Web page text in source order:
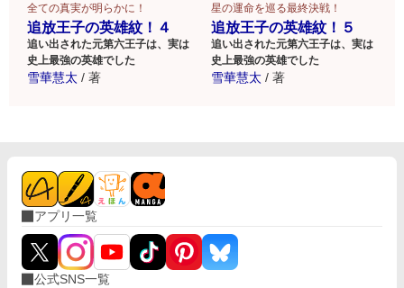
全ての真実が明らかに！
追放王子の英雄紋！４
追い出された元第六王子は、実は
史上最強の英雄でした
雪華慧太 / 著
星の運命を巡る最終決戦！
追放王子の英雄紋！５
追い出された元第六王子は、実は
史上最強の英雄でした
雪華慧太 / 著
アプリ一覧
公式SNS一覧